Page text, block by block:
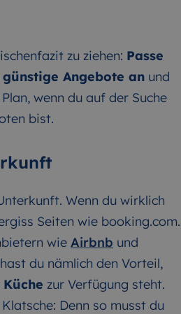
zu ziehen: Passe
Angebote an und
wenn du auf der Suche
bist.
Wenn du wirklich
Seiten wie booking.com.
wie Airbnb und
du nämlich den Vorteil,
Küche zur Verfügung steht.
Denn so musst du